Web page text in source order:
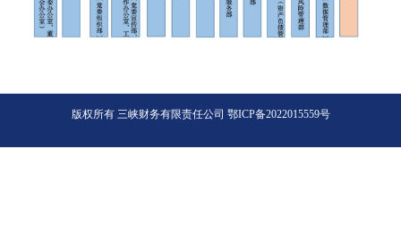
版权所有 三峡财务有限责任公司 鄂ICP备2022015559号